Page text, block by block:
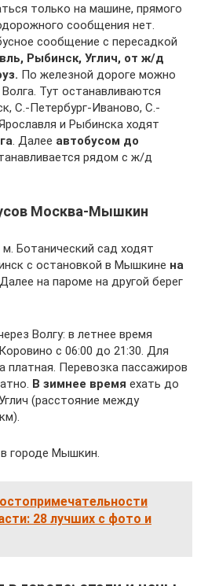
только на машине, прямого
сообщения нет.
сообщение с пересадкой
Рыбинск, Углич, от ж/д
По железной дороге можно
Тут останавливаются
С.-Петербург-Иваново, С.-
и Рыбинска ходят
. Далее автобусом до
рядом с ж/д
Москва-Мышкин
Ботанический сад ходят
с остановкой в Мышкине на
на пароме на другой берег
Волгу: в летнее время
с 06:00 до 21:30. Для
платная. Перевозка пассажиров
В зимнее время ехать до
(расстояние между
городе Мышкин.
28 лучших с фото и